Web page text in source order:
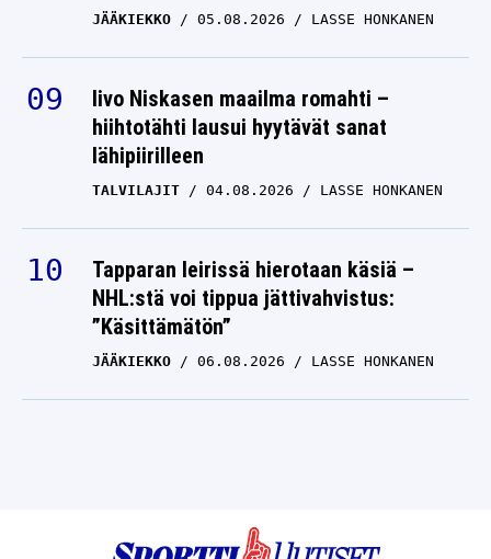
JÄÄKIEKKO 05.08.2026 LASSE HONKANEN
Iivo Niskasen maailma romahti –
hiihtotähti lausui hyytävät sanat
lähipiirilleen
TALVILAJIT 04.08.2026 LASSE HONKANEN
Tapparan leirissä hierotaan käsiä –
NHL:stä voi tippua jättivahvistus:
”Käsittämätön”
JÄÄKIEKKO 06.08.2026 LASSE HONKANEN